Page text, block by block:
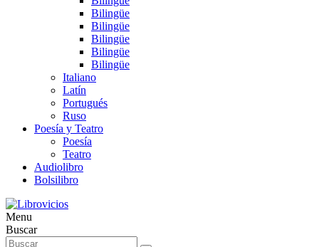
Bilingüe
Bilingüe
Bilingüe
Bilingüe
Bilingüe
Italiano
Latín
Portugués
Ruso
Poesía y Teatro
Poesía
Teatro
Audiolibro
Bolsilibro
Menu
Buscar